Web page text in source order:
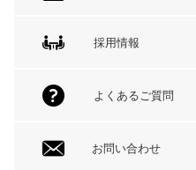
採用情報
よくあるご質問
お問い合わせ